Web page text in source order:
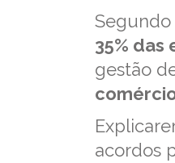
35% das
gestão
acordos